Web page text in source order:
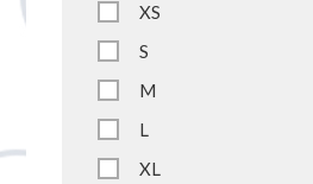
XS
S
M
L
XL